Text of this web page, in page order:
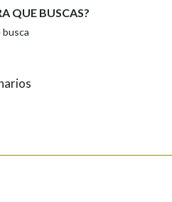
QUE BUSCAS?